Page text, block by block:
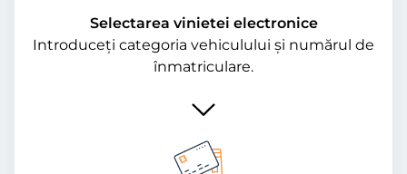
Selectarea vinietei electronice
Introduceți categoria vehiculului și numărul de
înmatriculare.